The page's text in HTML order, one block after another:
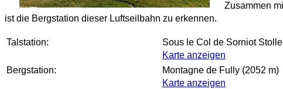
Zusammen
ist die Bergstation dieser Luftseilbahn zu erkennen.
Talstation:
Sous le Col de Sorniot
Karte anzeigen
Bergstation:
Montagne de Fully (2052 m)
Karte anzeigen